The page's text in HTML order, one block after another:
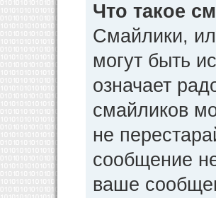
Что такое
Смайлики,
могут быть
означает
смайликов
не
сообщение
ваше